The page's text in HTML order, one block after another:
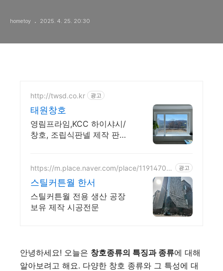
hometoy 2025. 4. 25. 20:30
http://twsd.co.kr 광고
태원창호
영림프라임,KCC 하이샤시/
창호, 조립식판넬 제작 판매
https://m.place.naver.com/place/11914705
광고
스틸커튼월 한서
스틸커튼월 전용 생산 공장
보유 제작 시공전문
안녕하세요! 오늘은 창호종류의 특징과 종류에 대해
알아보려고 해요. 다양한 창호 종류와 그 특성에 대